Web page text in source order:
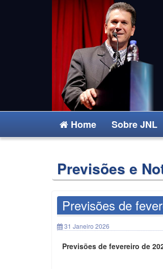
Home Sobre JNL
Previsões e
Previsões de
31 Janeiro 2026
Previsões de fevereiro de